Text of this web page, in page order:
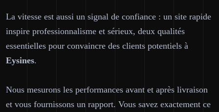
La vitesse est aussi un signal de confiance : un site rapide
inspire professionnalisme et sérieux, deux qualités
essentielles pour convaincre des clients potentiels à
Eysines.
Nous mesurons les performances avant et après livraison
et vous fournissons un rapport. Vous savez exactement ce